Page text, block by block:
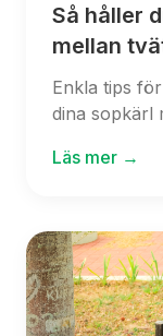
Så håller
mellan
Enkla tips
dina sopkärl
Läs mer →